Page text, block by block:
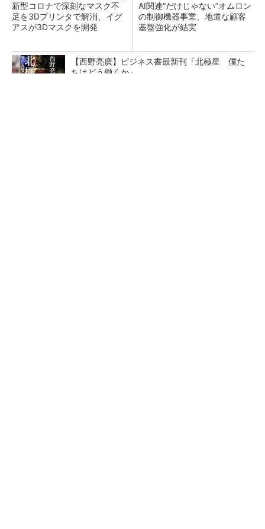
新型コロナで深刻なマスク不
足を3Dプリンタで解消、イグ
アスが3Dマスクを開発
AI関連“だけじゃない”オムロン
の制御機器事業、地道な顧客
基盤強化が結実
【西野亮廣】ビジネス書最新刊『北極星 僕た
ちはどう働くか』